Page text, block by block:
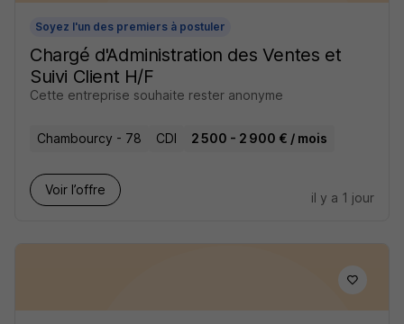
Soyez l'un des premiers à postuler
Chargé d'Administration des Ventes et
Suivi Client H/F
Cette entreprise souhaite rester anonyme
Chambourcy - 78 CDI 2 500 - 2 900 € / mois
Voir l’offre
il y a 1 jour